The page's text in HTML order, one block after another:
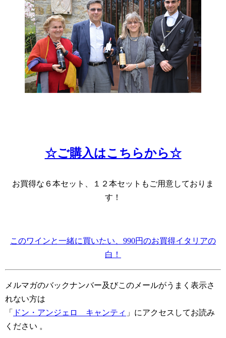
☆ご購入はこちらから☆
お買得な６本セット、１２本セットもご用意しておりま
す！
このワインと一緒に買いたい、990円のお買得イタリアの
白！
メルマガのバックナンバー及びこのメールがうまく表示さ
れない方は
「
ドン・アンジェロ キャンティ 」にアクセスしてお読み
ください 。